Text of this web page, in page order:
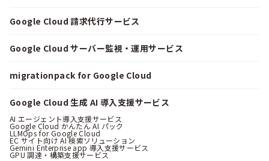
Google Cloud 請求代行サービス
Google Cloud サーバー監視・運用サービス
migrationpack for Google Cloud
Google Cloud 生成 AI 導入支援サービス
AI エージェント導入支援サービス
Google Cloud かんたん AI パック
LLMOps for Google Cloud
EC サイト向け AI 検索ソリューション
Gemini Enterprise app 導入支援サービス
GPU 調達・構築支援サービス